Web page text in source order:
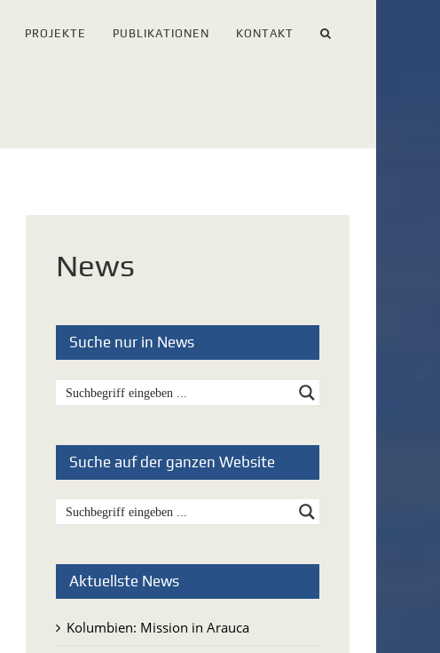
PROJEKTE PUBLIKATIONEN KONTAKT
News
Suche nur in News
Suche auf der ganzen Website
Aktuellste News
Kolumbien: Mission in Arauca